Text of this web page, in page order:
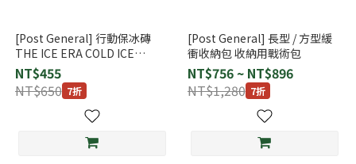
[Post General] 行動保冰磚
THE ICE ERA COLD ICE
BRICK
NT$455
NT$650 7折
[Post General] 長型 / 方型緩
衝收納包 收納用戰術包
NT$756 ~ NT$896
NT$1,280 7折